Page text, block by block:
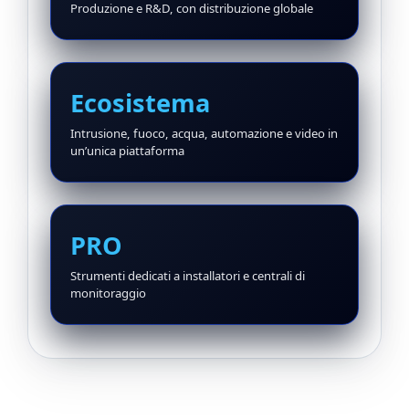
Produzione e R&D, con distribuzione globale
Ecosistema
Intrusione, fuoco, acqua, automazione e video in
un’unica piattaforma
PRO
Strumenti dedicati a installatori e centrali di
monitoraggio